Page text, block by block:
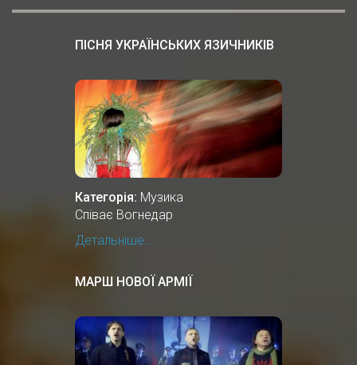
ПІСНЯ УКРАЇНСЬКИХ ЯЗИЧНИКІВ
Категорія: Музика
Співає Вогнедар
Детальніше...
МАРШ НОВОЇ АРМІЇ